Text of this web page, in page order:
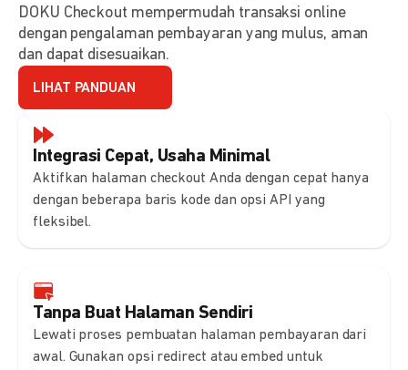
Integrasi Cepat, Usaha Minimal
Aktifkan halaman checkout Anda dengan cepat hanya
dengan beberapa baris kode dan opsi API yang
fleksibel.
Tanpa Buat Halaman Sendiri
Lewati proses pembuatan halaman pembayaran dari
awal. Gunakan opsi redirect atau embed untuk
DOKU Checkout mempermudah transaksi online
dengan pengalaman pembayaran yang mulus, aman
dan dapat disesuaikan.
LIHAT PANDUAN